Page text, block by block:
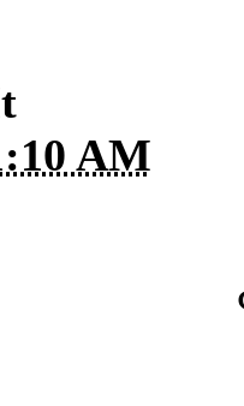
AM